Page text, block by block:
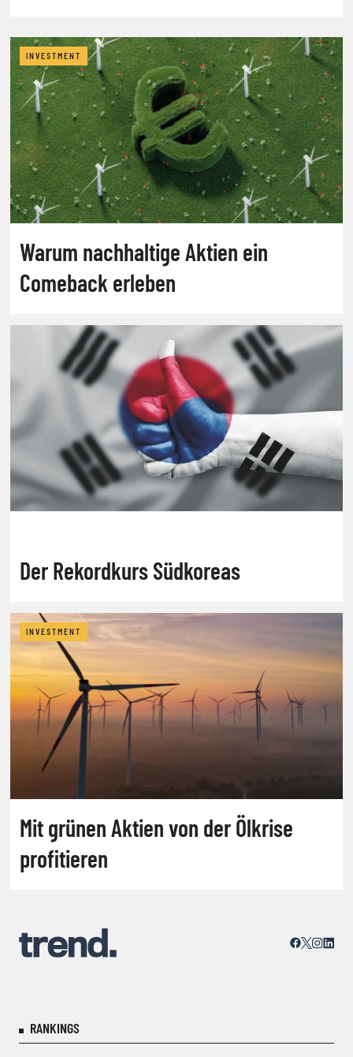
INVESTMENT
Warum nachhaltige Aktien ein
Comeback erleben
Der Rekordkurs Südkoreas
INVESTMENT
Mit grünen Aktien von der Ölkrise
profitieren
RANKINGS